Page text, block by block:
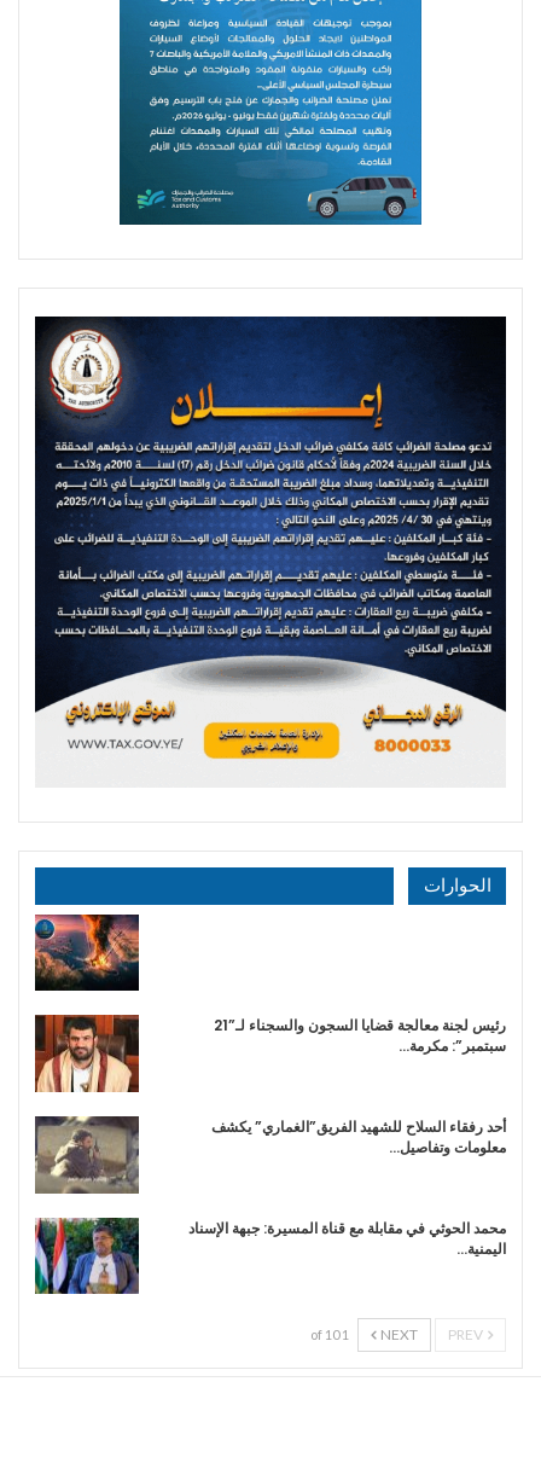
الحوارات
رئيس لجنة معالجة قضايا السجون والسجناء لـ”21
سبتمبر”: مكرمة…
أحد رفقاء السلاح للشهيد الفريق”الغماري” يكشف
معلومات وتفاصيل…
محمد الحوثي في مقابلة مع قناة المسيرة: جبهة الإسناد
اليمنية…
NEXT
1 of 10